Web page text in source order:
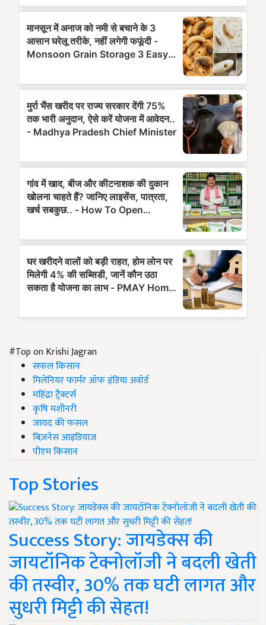
#Top on Krishi Jagran
सफल किसान
मिलेनियर फार्मर ऑफ इंडिया अवॉर्ड
महिंद्रा ट्रैक्टर्स
कृषि मशीनरी
जायद की फसल
बिज़नेस आइडियाज
पीएम किसान
Top Stories
Success Story: जायडेक्स की
जायटॉनिक टेक्नोलॉजी ने बदली खेती
की तस्वीर, 30% तक घटी लागत और
सुधरी मिट्टी की सेहत!